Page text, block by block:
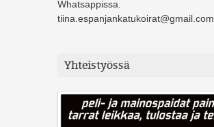
Whatsappissa.
tiina.espanjankatukoirat@gmail.com
Yhteistyössä